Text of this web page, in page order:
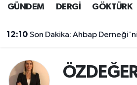
GÜNDEM DERGİ GÖKTÜRK
12:10 Son Dakika: Ahbap Derneği'nin
BİLİM
DERGİ
EĞİTİM
Eyüpsultan Trafik Yoğunluk
Süper Lig Puan Durumu ve
Son Dakika Haberleri